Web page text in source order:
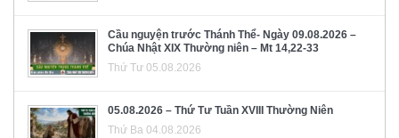
Cầu nguyện trước Thánh Thể- Ngày 09.08.2026 –
Chúa Nhật XIX Thường niên – Mt 14,22-33
Thứ Tư 05.08.2026
05.08.2026 – Thứ Tư Tuần XVIII Thường Niên
Thứ Ba 04.08.2026